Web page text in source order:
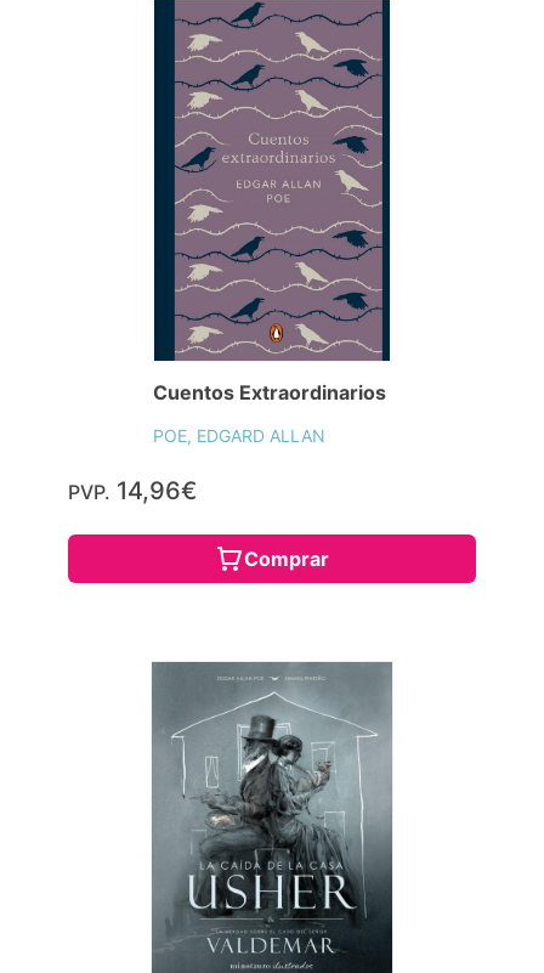
Cuentos Extraordinarios
POE, EDGARD ALLAN
PVP. 14,96€
Comprar